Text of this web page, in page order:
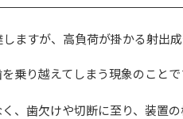
ますが、高負荷が掛かる射出
乗り越えてしまう現象のことで
歯欠けや切断に至り、装置の